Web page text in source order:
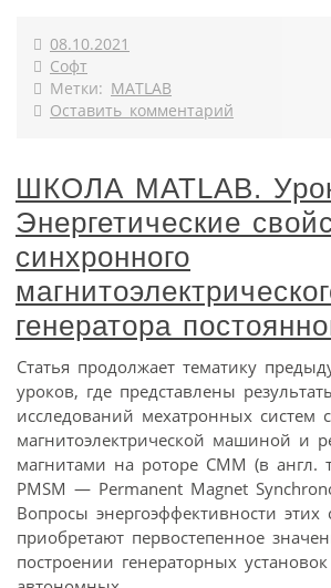
08.10.2021
Софт
Метки: MATLAB
Оставить комментарий
ШКОЛА MATLAB.
Энергетические
синхронного
генератора
Статья продолжает тематику
уроков, где представлены
исследований мехатронных систем
магнитоэлектрической машиной и
магнитами на роторе СММ (в англ.
PMSM — Permanent Magnet
Вопросы энергоэффективности этих
приобретают первостепенное
построении генераторных